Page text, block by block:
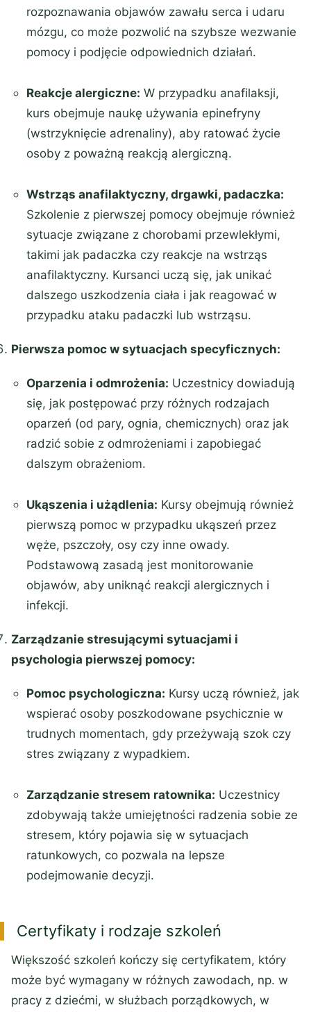
rozpoznawania objawów zawału serca i udaru
mózgu, co może pozwolić na szybsze wezwanie
pomocy i podjęcie odpowiednich działań.
Reakcje alergiczne: W przypadku anafilaksji,
kurs obejmuje naukę używania epinefryny
(wstrzyknięcie adrenaliny), aby ratować życie
osoby z poważną reakcją alergiczną.
Wstrząs anafilaktyczny, drgawki, padaczka:
Szkolenie z pierwszej pomocy obejmuje również
sytuacje związane z chorobami przewlekłymi,
takimi jak padaczka czy reakcje na wstrząs
anafilaktyczny. Kursanci uczą się, jak unikać
dalszego uszkodzenia ciała i jak reagować w
przypadku ataku padaczki lub wstrząsu.
Pierwsza pomoc w sytuacjach specyficznych:
Oparzenia i odmrożenia: Uczestnicy dowiadują
się, jak postępować przy różnych rodzajach
oparzeń (od pary, ognia, chemicznych) oraz jak
radzić sobie z odmrożeniami i zapobiegać
dalszym obrażeniom.
Ukąszenia i użądlenia: Kursy obejmują również
pierwszą pomoc w przypadku ukąszeń przez
węże, pszczoły, osy czy inne owady.
Podstawową zasadą jest monitorowanie
objawów, aby uniknąć reakcji alergicznych i
infekcji.
Zarządzanie stresującymi sytuacjami i
psychologia pierwszej pomocy:
Pomoc psychologiczna: Kursy uczą również, jak
wspierać osoby poszkodowane psychicznie w
trudnych momentach, gdy przeżywają szok czy
stres związany z wypadkiem.
Zarządzanie stresem ratownika: Uczestnicy
zdobywają także umiejętności radzenia sobie ze
stresem, który pojawia się w sytuacjach
ratunkowych, co pozwala na lepsze
podejmowanie decyzji.
Certyfikaty i rodzaje szkoleń
Większość szkoleń kończy się certyfikatem, który
może być wymagany w różnych zawodach, np. w
pracy z dziećmi, w służbach porządkowych, w